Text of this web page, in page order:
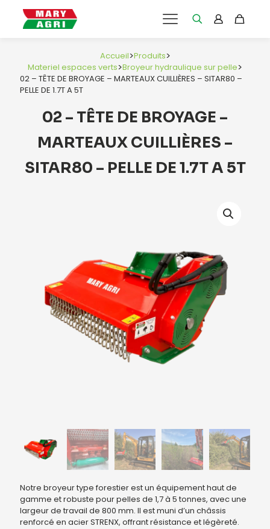
Accueil>Produits>
Materiel espaces verts>Broyeur hydraulique sur pelle>
02 – TÊTE DE BROYAGE – MARTEAUX CUILLIÈRES – SITAR80 –
PELLE DE 1.7T A 5T
02 – TÊTE DE BROYAGE –
MARTEAUX CUILLIÈRES –
SITAR80 – PELLE DE 1.7T A 5T
Notre broyeur type forestier est un équipement haut de
gamme et robuste pour pelles de 1,7 à 5 tonnes, avec une
largeur de travail de 800 mm. Il est muni d’un châssis
renforcé en acier STRENX, offrant résistance et légèreté.